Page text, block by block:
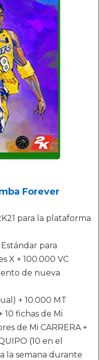
Forever
para la plataforma
para
X + 100.000 VC
de nueva
+ 10.000 MT
10 fichas de Mi
de Mi CARRERA +
(10 en el
la semana durante